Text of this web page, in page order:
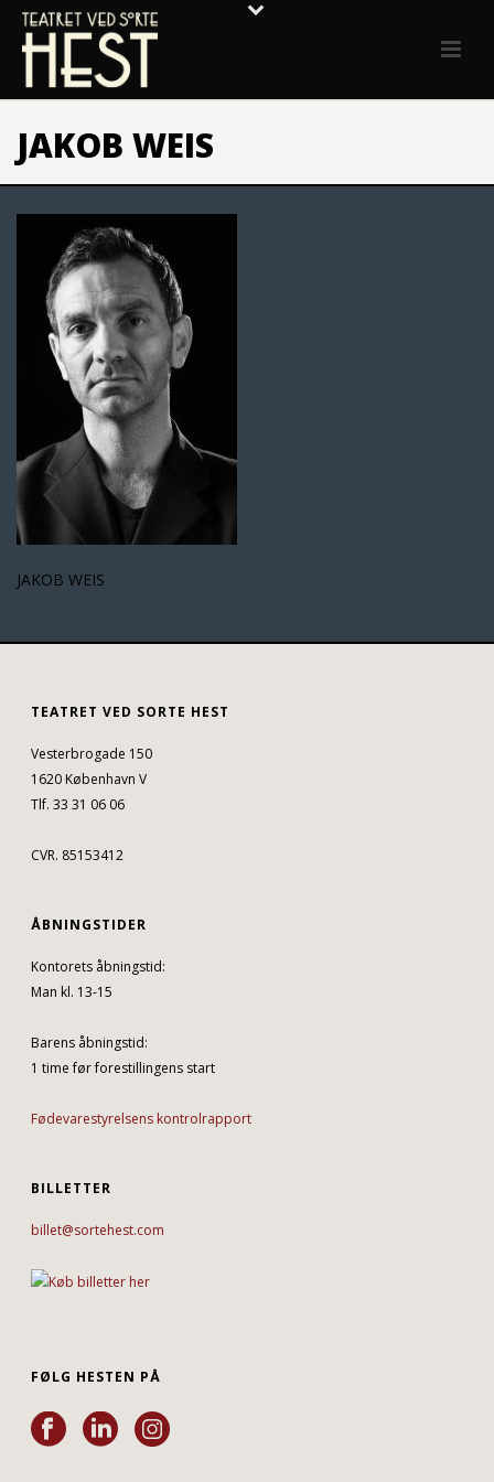
JAKOB WEIS
JAKOB WEIS
TEATRET VED SORTE HEST
Vesterbrogade 150
1620 København V
Tlf. 33 31 06 06
CVR. 85153412
ÅBNINGSTIDER
Kontorets åbningstid:
Man kl. 13-15
Barens åbningstid:
1 time før forestillingens start
Fødevarestyrelsens kontrolrapport
BILLETTER
billet@sortehest.com
FØLG HESTEN PÅ